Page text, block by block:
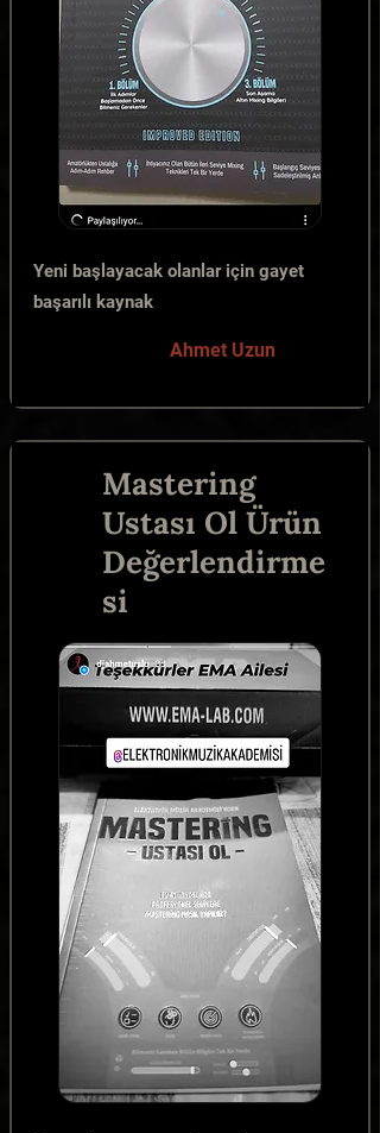
Yeni başlayacak olanlar için gayet
başarılı kaynak
Ahmet Uzun
Mastering
Ustası Ol Ürün
Değerlendirme
si